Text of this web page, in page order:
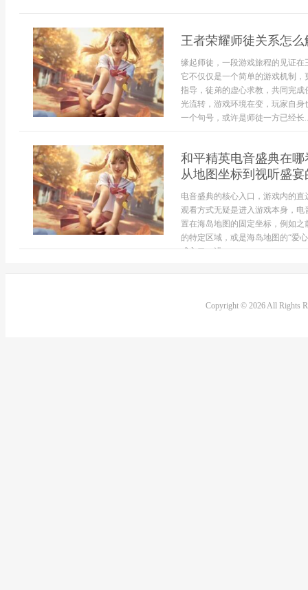
王者荣耀师徒关系怎
缘起师徒，一段游戏旅程的见证
它不仅仅是一个简单的游戏机制
指导，徒弟的虚心求教，共同完
光流转，游戏环境在变，玩家自
一个句号，或许是师徒一方已经长
和平精英电音盛典在
从地图坐标到视听盛
电音盛典的核心入口，游戏内的
观看方式无疑是进入游戏本身，
置在海岛地图的固定坐标，例如之
的特定区域，或是海岛地图的“爱
式入口，进...
Copyright © 2026 All Rights